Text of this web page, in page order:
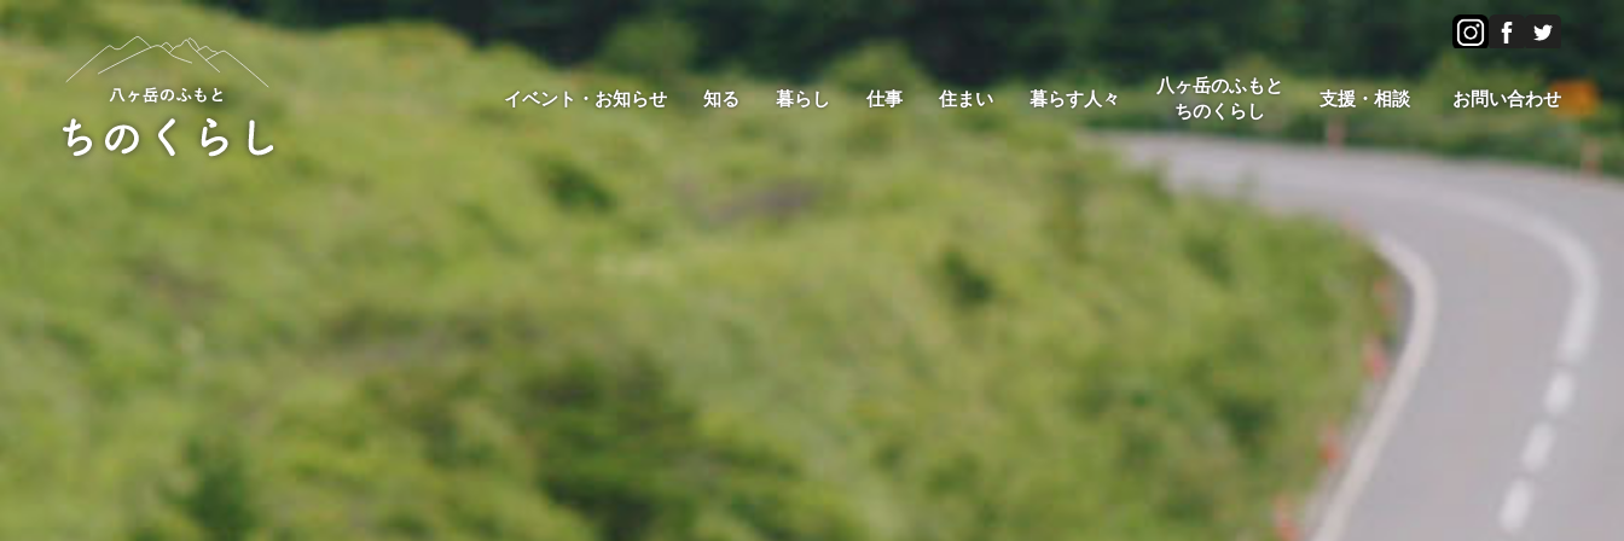
Skip
content
イベント・お知らせ 知る 暮らし 仕事 住まい 暮らす人々
八ヶ岳のふもと
ちのくらし
支援・相談 お問い合わせ